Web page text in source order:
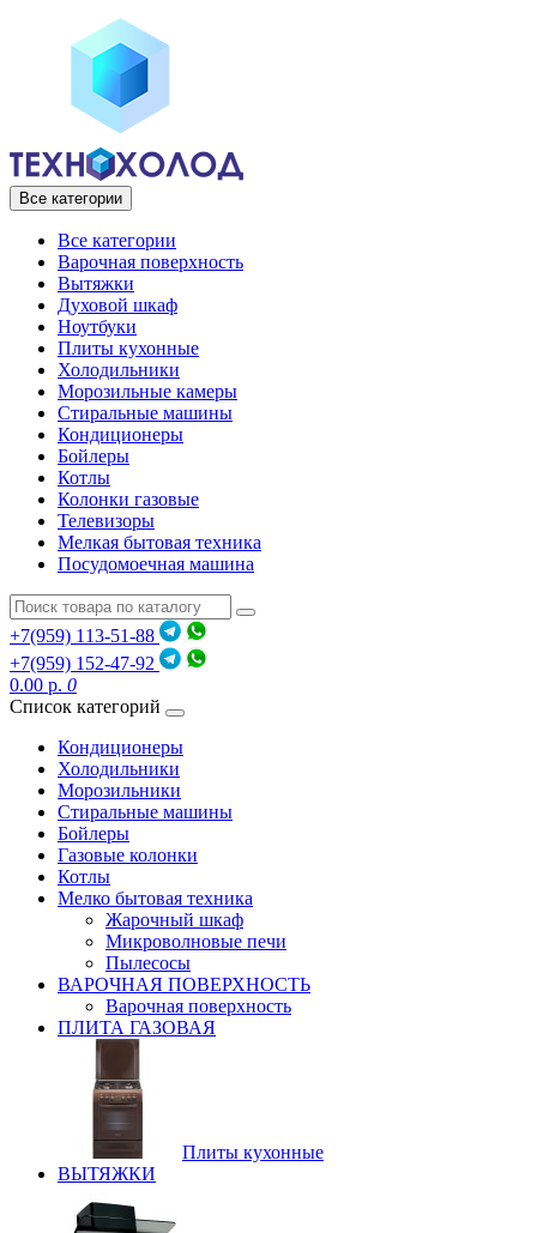
Все категории
Все категории
Варочная поверхность
Вытяжки
Духовой шкаф
Ноутбуки
Плиты кухонные
Холодильники
Морозильные камеры
Стиральные машины
Кондиционеры
Бойлеры
Котлы
Колонки газовые
Телевизоры
Мелкая бытовая техника
Посудомоечная машина
+7(959) 113-51-88
+7(959) 152-47-92
0.00 р. 0
Список категорий
Кондиционеры
Холодильники
Морозильники
Стиральные машины
Бойлеры
Газовые колонки
Котлы
Мелко бытовая техника
Жарочный шкаф
Микроволновые печи
Пылесосы
ВАРОЧНАЯ ПОВЕРХНОСТЬ
Варочная поверхность
ПЛИТА ГАЗОВАЯ
Плиты кухонные
ВЫТЯЖКИ